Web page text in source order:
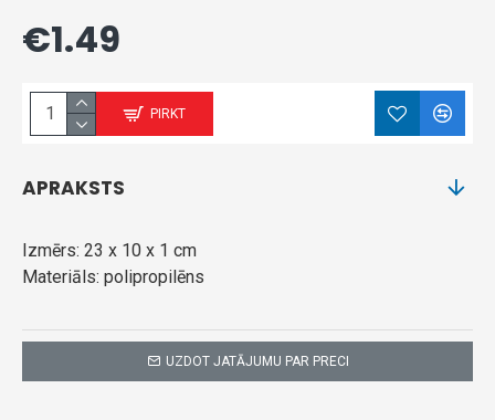
€1.49
PIRKT
UZDOT JATĀJUMU PAR PRECI
APRAKSTS
Izmērs: 23 x 10 x 1 cm
Materiāls: polipropilēns